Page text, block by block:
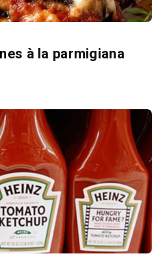
à la parmigiana